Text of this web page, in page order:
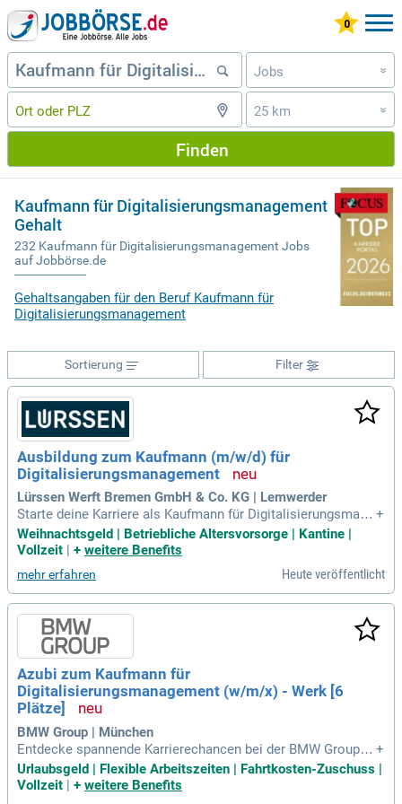
Jobs »
25 km »
Finden
Kaufmann für Digitalisierungsmanagement
Gehalt
232 Kaufmann für Digitalisierungsmanagement Jobs
auf Jobbörse.de
Gehaltsangaben für den Beruf Kaufmann für
Digitalisierungsmanagement
Filter
Sortierung
Ausbildung zum Kaufmann (m/w/d) für
Digitalisierungsmanagement
Lürssen Werft Bremen GmbH & Co. KG | Lemwerder
Starte deine Karriere als Kaufmann für Digitalisierungsmana
gement (m/w/d) bei der Lürssen Werft Bremen GmbH & Co.
KG, beginnend im August 2027 in Lemwerder. Mit über 150 J
n im Yachtbau, das Qualität, Teamwork und Innovation schä
tzt. An unseren Standorten in Bremen, Hamburg und Rendsb
urg verwirklichen wir die Träume unserer Kunden durch auße
rgewöhnliche Produkte und Dienstleistungen. Unsere 1.800
engagierten Mitarbeitenden sind der Schlüssel zu unserem
Erfolg und unserer kontinuierlichen Weiterentwicklung. Erle
be eine dynamische Ausbildung in einem zukunftsorientiert
en Umfeld, das Wert auf Tradition und Fortschritt legt. Werd
e Teil unserer Crew und gestalte die Zukunft des Schiffbaus
aktiv mit!
+
Weihnachtsgeld | Betriebliche Altersvorsorge | Kantine |
Vollzeit
+ weitere Benefits
mehr erfahren Heute veröffentlicht
Azubi zum Kaufmann für
Digitalisierungsmanagement (w/m/x) - Werk [6
Plätze]
BMW Group | München
Entdecke spannende Karrierechancen bei der BMW Group m
it attraktiven Vergütungen, inklusive Weihnachts- und Urlaub
sgeld. Unsere flexiblen Arbeitszeiten und das Konzept der p
+
Urlaubsgeld | Flexible Arbeitszeiten | Fahrtkosten-Zuschuss |
Vollzeit | + weitere Benefits